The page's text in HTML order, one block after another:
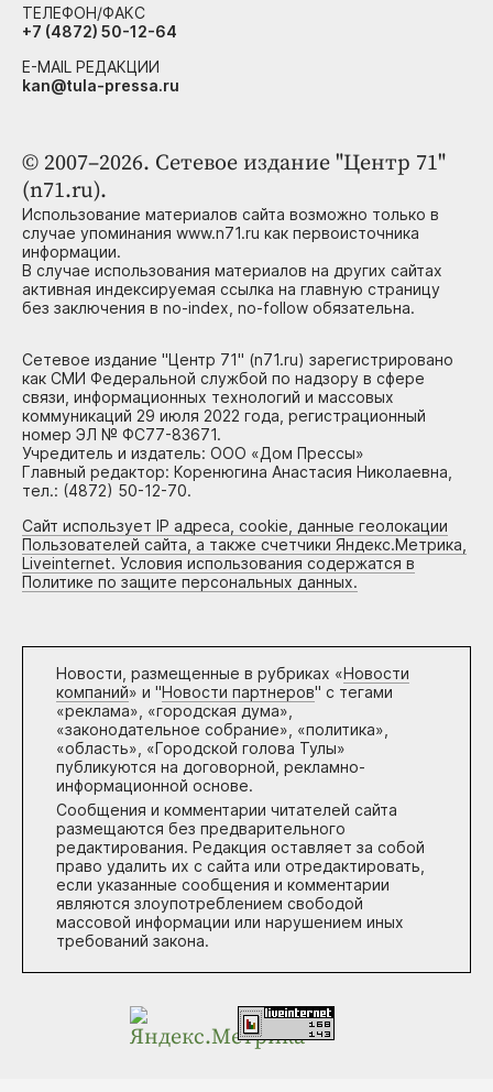
© 2007–2026. Сетевое издание "Центр 71"
(n71.ru).
Использование материалов сайта возможно только в
случае упоминания www.n71.ru как первоисточника
информации.
В случае использования материалов на других сайтах
активная индексируемая ссылка на главную страницу
без заключения в no-index, no-follow обязательна.
Сетевое издание "Центр 71" (n71.ru) зарегистрировано
как СМИ Федеральной службой по надзору в сфере
связи, информационных технологий и массовых
коммуникаций 29 июля 2022 года, регистрационный
номер ЭЛ № ФС77-83671.
Учредитель и издатель: ООО «Дом Прессы»
Главный редактор: Коренюгина Анастасия Николаевна,
тел.: (4872) 50-12-70.
Сайт использует IP адреса, cookie, данные геолокации
Пользователей сайта, а также счетчики Яндекс.Метрика,
Liveinternet. Условия использования содержатся в
Политике по защите персональных данных.
Новости, размещенные в рубриках «Новости
компаний» и "Новости партнеров" с тегами
«реклама», «городская дума»,
«законодательное собрание», «политика»,
«область», «Городской голова Тулы»
публикуются на договорной, рекламно-
информационной основе.
Сообщения и комментарии читателей сайта
размещаются без предварительного
редактирования. Редакция оставляет за собой
право удалить их с сайта или отредактировать,
если указанные сообщения и комментарии
являются злоупотреблением свободой
массовой информации или нарушением иных
требований закона.
ТЕЛЕФОН/ФАКС
+7 (4872) 50-12-64
E-MAIL РЕДАКЦИИ
kan@tula-pressa.ru